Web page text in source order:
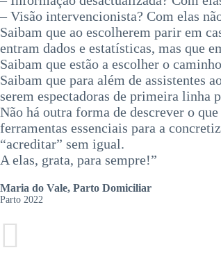
– Visão intervencionista? Com elas
Saibam que ao escolherem parir em
entram dados e estatísticas, mas que
Saibam que estão a escolher o
Saibam que para além de assistentes
serem espectadoras de primeira linha
Não há outra forma de descrever o
ferramentas essenciais para a
“acreditar” sem igual.
A elas, grata, para sempre!”
Maria do Vale, Parto Domiciliar
Parto 2022